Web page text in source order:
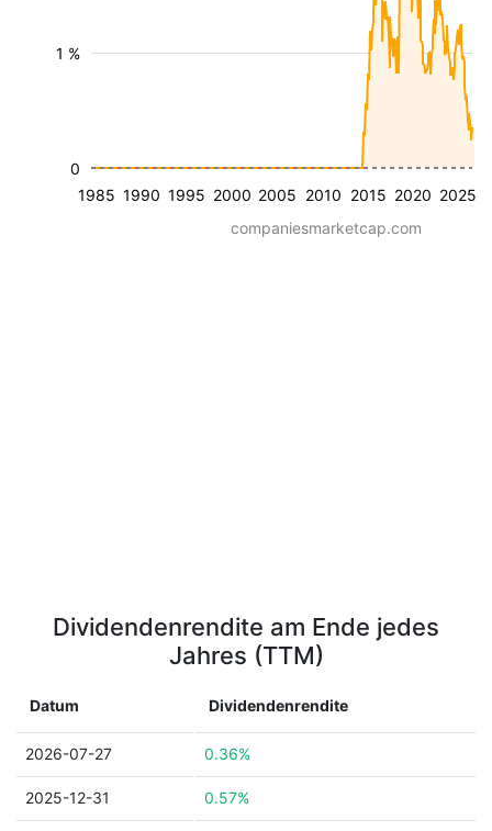
1985 1990 1995 2000 2005 2010 2015 2020 2025
1 %
0
companiesmarketcap.com
Dividendenrendite am Ende jedes
Jahres (TTM)
Datum Dividendenrendite
2026-07-27 0.36%
2025-12-31 0.57%